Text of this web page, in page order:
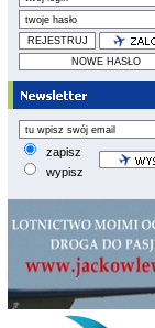
zapisz
wypisz